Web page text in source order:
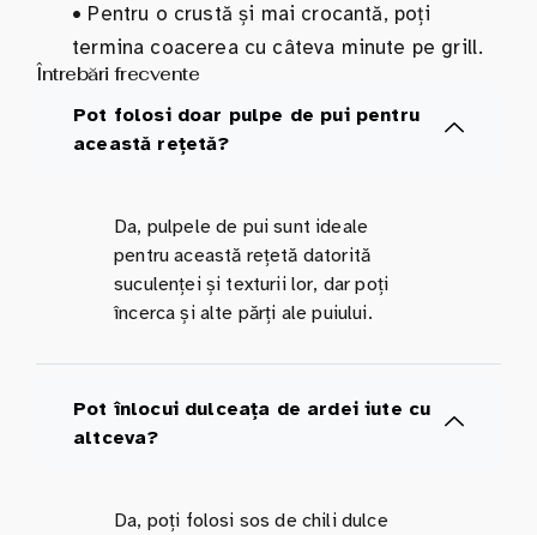
• Pentru o crustă și mai crocantă, poți
termina coacerea cu câteva minute pe grill.
Întrebări frecvente
Pot folosi doar pulpe de pui pentru
această rețetă?
Da, pulpele de pui sunt ideale
pentru această rețetă datorită
suculenței și texturii lor, dar poți
încerca și alte părți ale puiului.
Pot înlocui dulceața de ardei iute cu
altceva?
Da, poți folosi sos de chili dulce